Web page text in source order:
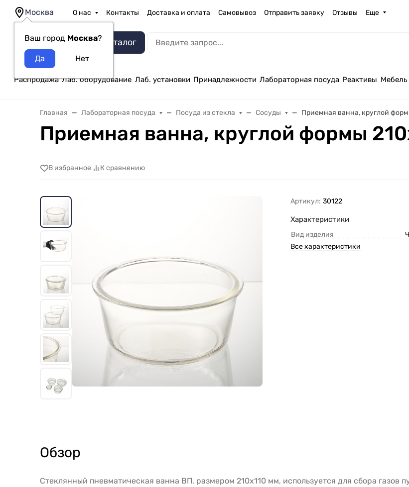
Москва
Ваш город Москва?
О нас Контакты Доставка и оплата Самовывоз Отправить заявку Отзывы Еще
Каталог
Распродажа Лаб. оборудование Лаб. установки Принадлежности Лабораторная посуда Реактивы Мебель
Главная Лабораторная посуда Посуда из стекла Сосуды Приемная ванна, круглой
Приемная ванна, круглой формы
В избранное К сравнению
Артикул: 30122
Характеристики
Вид изделия
Все характеристики
Обзор
Стеклянный пневматическая ванна ВП, размером 210х110 мм, используется для сбора газов